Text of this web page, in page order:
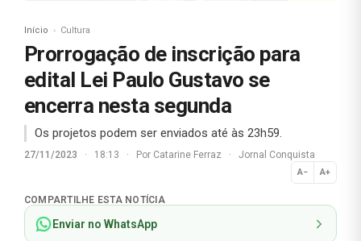
Início Cultura
Prorrogação de inscrição para
edital Lei Paulo Gustavo se
encerra nesta segunda
Os projetos podem ser enviados até às 23h59.
27/11/2023 · 18:13 · Por Catarine Ferraz · Jornal Conquista
A− A+
Normal
COMPARTILHE ESTA NOTÍCIA
Enviar no WhatsApp